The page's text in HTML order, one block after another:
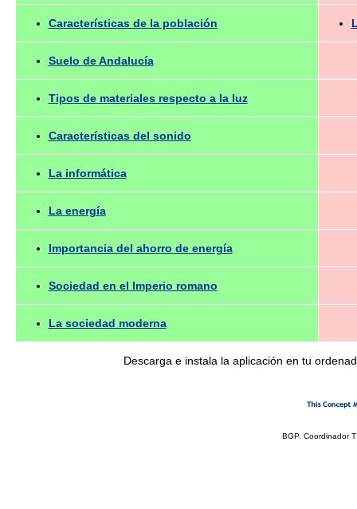
Características de la población
Suelo de Andalucía
Tipos de materiales respecto a la luz
Características del sonido
La informática
La energía
Importancia del ahorro de energía
Sociedad en el Imperio romano
La sociedad moderna
Descarga e instala la aplicación en tu
BGP. Coordinador